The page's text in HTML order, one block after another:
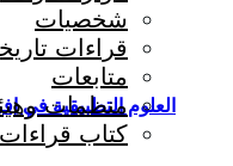
العلوم التطبيقية في
شخصيات
قراءات
متابعات
منظمات
كتاب قراءات